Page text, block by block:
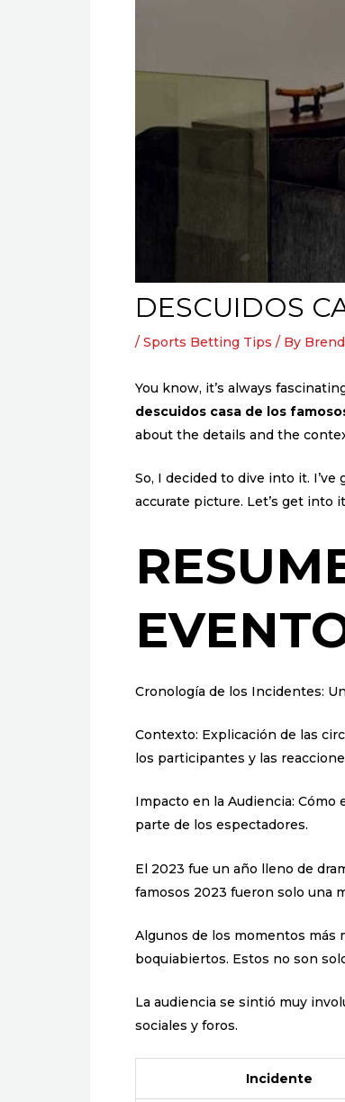
DESCUIDOS
/ Sports Betting Tips / By
You know, it’s always
descuidos casa de los
about the details and the
So, I decided to dive into it.
accurate picture. Let’s get into
Cronología de los Incidentes:
Contexto: Explicación de las
los participantes y las
Impacto en la Audiencia:
parte de los espectadores.
El 2023 fue un año lleno de
famosos 2023 fueron solo una
Algunos de los momentos más
boquiabiertos. Estos no son
La audiencia se sintió muy
sociales y foros.
Incidente